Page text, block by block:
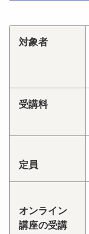
対象者
受講料
定員
オンライン
講座の受講